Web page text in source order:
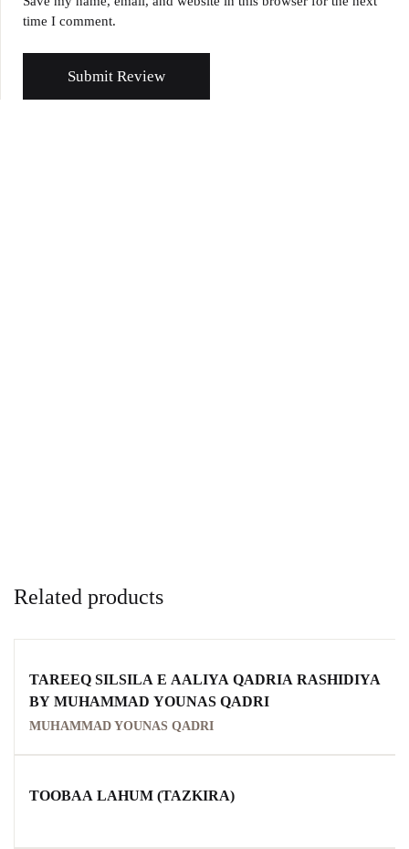
time I comment.
Submit Review
Related products
TAREEQ SILSILA E AALIYA QADRIA RASHIDIYA
BY MUHAMMAD YOUNAS QADRI
MUHAMMAD YOUNAS QADRI
TOOBAA LAHUM (TAZKIRA)